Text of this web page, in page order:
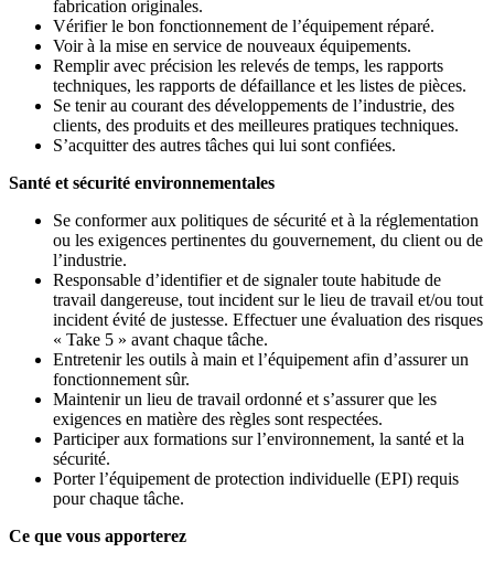
fabrication originales.
Vérifier le bon fonctionnement de l’équipement réparé.
Voir à la mise en service de nouveaux équipements.
Remplir avec précision les relevés de temps, les rapports
techniques, les rapports de défaillance et les listes de pièces.
Se tenir au courant des développements de l’industrie, des
clients, des produits et des meilleures pratiques techniques.
S’acquitter des autres tâches qui lui sont confiées.
Santé et sécurité environnementales
Se conformer aux politiques de sécurité et à la réglementation
ou les exigences pertinentes du gouvernement, du client ou de
l’industrie.
Responsable d’identifier et de signaler toute habitude de
travail dangereuse, tout incident sur le lieu de travail et/ou tout
incident évité de justesse. Effectuer une évaluation des risques
« Take 5 » avant chaque tâche.
Entretenir les outils à main et l’équipement afin d’assurer un
fonctionnement sûr.
Maintenir un lieu de travail ordonné et s’assurer que les
exigences en matière des règles sont respectées.
Participer aux formations sur l’environnement, la santé et la
sécurité.
Porter l’équipement de protection individuelle (EPI) requis
pour chaque tâche.
Ce que vous apporterez